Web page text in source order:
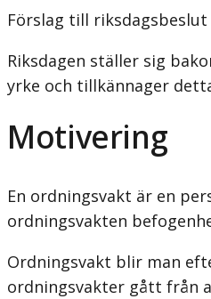
Förslag till riksdagsbeslut
Riksdagen ställer sig
yrke och tillkännager
Motivering
En ordningsvakt är en
ordningsvakten
Ordningsvakt blir man
ordningsvakter gått från